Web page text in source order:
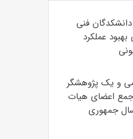
فنی
عملکرد
و یک پژوهشگر
جمع اعضای هیات
جمهوری